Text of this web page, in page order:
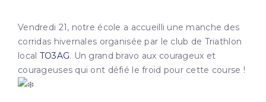
Vendredi 21, notre école a accueilli une manche des
corridas hivernales organisée par le club de Triathlon
local TO3AG. Un grand bravo aux courageux et
courageuses qui ont défié le froid pour cette course !